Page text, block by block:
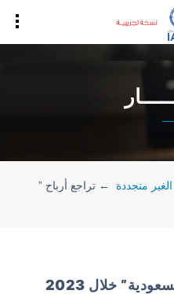
متجددة ← تراجع أرباح ”
خلال 2023